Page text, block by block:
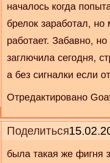
началось когда
брелок заработал,
работает. Забавно,
заглючила сегодня,
а без сигналки если
Отредактировано
Поделиться
была такая же фигня